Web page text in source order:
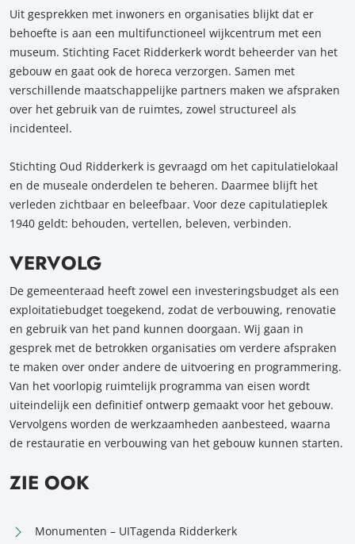
Uit gesprekken met inwoners en organisaties blijkt dat er
behoefte is aan een multifunctioneel wijkcentrum met een
museum. Stichting Facet Ridderkerk wordt beheerder van het
gebouw en gaat ook de horeca verzorgen. Samen met
verschillende maatschappelijke partners maken we afspraken
over het gebruik van de ruimtes, zowel structureel als
incidenteel.
Stichting Oud Ridderkerk is gevraagd om het capitulatielokaal
en de museale onderdelen te beheren. Daarmee blijft het
verleden zichtbaar en beleefbaar. Voor deze capitulatieplek
1940 geldt: behouden, vertellen, beleven, verbinden.
VERVOLG
De gemeenteraad heeft zowel een investeringsbudget als een
exploitatiebudget toegekend, zodat de verbouwing, renovatie
en gebruik van het pand kunnen doorgaan. Wij gaan in
gesprek met de betrokken organisaties om verdere afspraken
te maken over onder andere de uitvoering en programmering.
Van het voorlopig ruimtelijk programma van eisen wordt
uiteindelijk een definitief ontwerp gemaakt voor het gebouw.
Vervolgens worden de werkzaamheden aanbesteed, waarna
de restauratie en verbouwing van het gebouw kunnen starten.
ZIE OOK
Monumenten – UITagenda Ridderkerk